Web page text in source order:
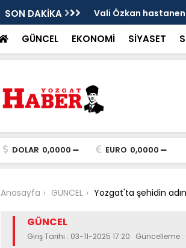
SON DAKİKA Vali Özkan
GÜNCEL EKONOMİ SİYASET
DOLAR 0,0000 EURO 0,0000
Anasayfa GÜNCEL Yozgat'ta şehidin
GÜNCEL
Giriş Tarihi : 03-11-2025 17:20 Güncelleme :